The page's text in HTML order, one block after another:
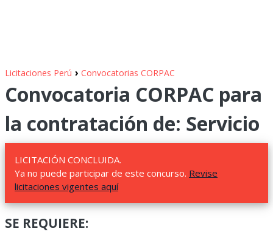
Licitaciones Perú › Convocatorias CORPAC
Convocatoria CORPAC para
la contratación de: Servicio
LICITACIÓN CONCLUIDA.
Ya no puede participar de este concurso. Revise
licitaciones vigentes aquí
SE REQUIERE: